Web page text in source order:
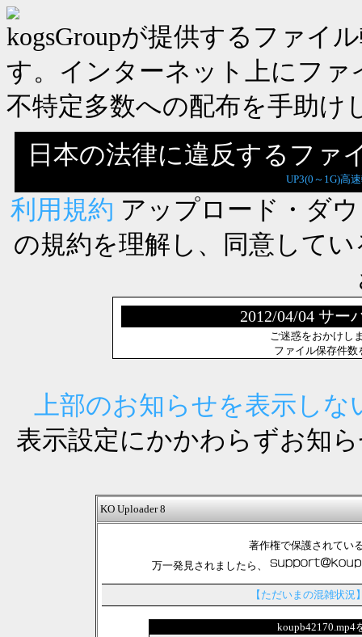
kogsGroupが提供するファイ
す。インターネット上にフ
不特定多数への配布を手助け
日本の法律に違反するファ
UP3(0～1G)高
利用規約 アップロード・ダ
の規約を理解し、同意して
2012/04/04 サー
ご迷惑をおかけし
ファイル保存件
上部のお知らせを表示しな
表示設定にかかわらずお知
KO Uploader 8
著作権で保護されてい
万一発見されましたら、
【ただいまの混雑状況
koupb42170.mp4